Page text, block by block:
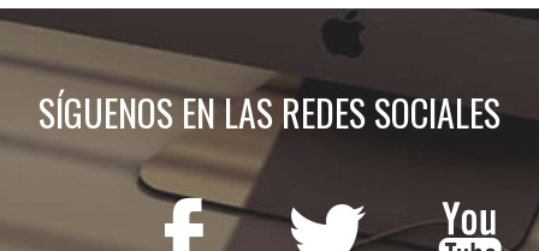
SÍGUENOS EN LAS REDES SOCIALES